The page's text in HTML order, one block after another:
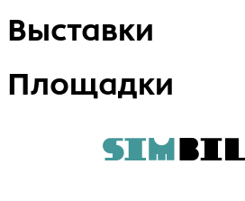
Выставки
Площадки